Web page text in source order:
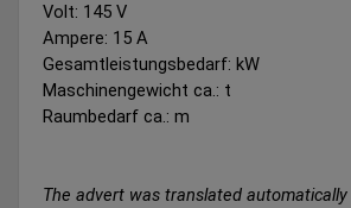
Volt: 145 V
Ampere: 15 A
Gesamtleistungsbedarf: kW
Maschinengewicht ca.: t
Raumbedarf ca.: m
The advert was translated automatically